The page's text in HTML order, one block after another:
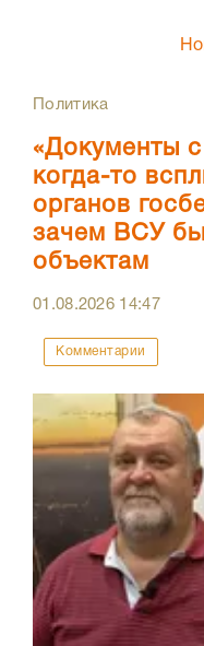
Политика
«Документы
когда-то
органов
зачем ВСУ
объектам
01.08.2026 14:47
Комментарии